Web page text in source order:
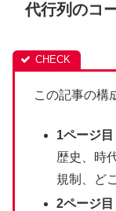
代行列のコ
この記事の構
1ページ目
歴史、時
規制、ど
2ページ目